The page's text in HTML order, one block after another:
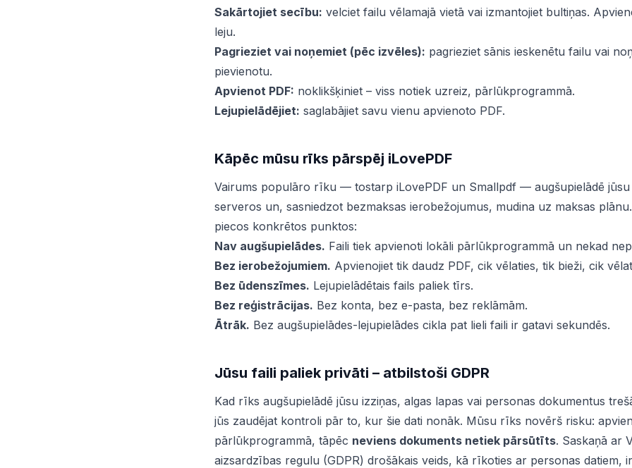
Sakārtojiet secību: velciet failu vēlamajā vietā vai izmantojiet bultiņas.
leju.
Pagrieziet vai noņemiet (pēc izvēles): pagrieziet sānis ieskenētu failu vai
pievienotu.
Apvienot PDF: noklikšķiniet – viss notiek uzreiz, pārlūkprogrammā.
Lejupielādējiet: saglabājiet savu vienu apvienoto PDF.
Kāpēc mūsu rīks pārspēj iLovePDF
Vairums populāro rīku — tostarp iLovePDF un Smallpdf — augšupielādē jūsu
serveros un, sasniedzot bezmaksas ierobežojumus, mudina uz maksas
piecos konkrētos punktos:
Nav augšupielādes. Faili tiek apvienoti lokāli pārlūkprogrammā un nekad
Bez ierobežojumiem. Apvienojiet tik daudz PDF, cik vēlaties, tik bieži, cik
Bez ūdenszīmes. Lejupielādētais fails paliek tīrs.
Bez reģistrācijas. Bez konta, bez e-pasta, bez reklāmām.
Ātrāk. Bez augšupielādes-lejupielādes cikla pat lieli faili ir gatavi sekundēs.
Jūsu faili paliek privāti – atbilstoši GDPR
Kad rīks augšupielādē jūsu izziņas, algas lapas vai personas dokumentus
jūs zaudējat kontroli pār to, kur šie dati nonāk. Mūsu rīks novērš risku:
pārlūkprogrammā, tāpēc neviens dokuments netiek pārsūtīts. Saskaņā ar
aizsardzības regulu (GDPR) drošākais veids, kā rīkoties ar personas datiem,